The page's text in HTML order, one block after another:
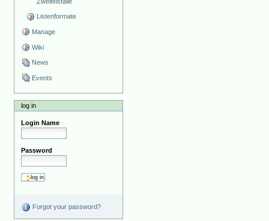
Zweifelsfälle
Listenformate
Manage
Wiki
News
Events
log in
Login Name
Password
Forgot your password?